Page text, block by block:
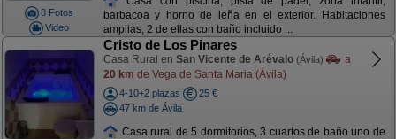
8 Fotos
Video
barbacoa y horno de leña en el exterior. Habitaciones
amplias, 2 de ellas con baño incluido ...
Cristo de Los Pinares
Casa Rural en San Vicente de Arévalo (Ávila)
a
20 km de Vega de Santa Maria (Ávila)
4-10+2 plazas
25 €
47 km de Ávila
Casa rural de 5 dormitorios, 3 cuartos de baño uno de